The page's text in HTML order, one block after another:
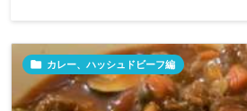
 カレー、ハッシュドビーフ編